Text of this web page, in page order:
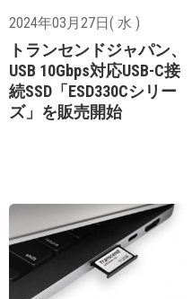
2024年03月27日( 水 )
トランセンドジャパン、
USB 10Gbps対応USB-C接
続SSD「ESD330Cシリー
ズ」を販売開始